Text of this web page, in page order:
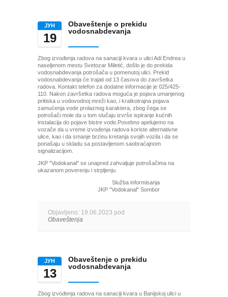
ЈУН
19
Obaveštenje o prekidu
vodosnabdevanja
Zbog izvođenja radova na sanaciji kvara u ulici Adi Endrea u
naseljenom mestu Svetozar Miletić, došlo je do prekida
vodosnabdevanja potrošača u pomenutoj ulici. Prekid
vodosnabdevanja će trajati od 13 časova do završetka
radova. Kontakt telefon za dodatne informacije je 025/425-
110. Nakon završetka radova moguća je pojava umanjenog
pritiska u vodovodnoj mreži kao, i kratkotrajna pojava
zamućenja vode prolaznog karaktera, zbog čega se
potrošači mole da u tom slučaju izvrše ispiranje kućnih
instalacija do pojave bistre vode.Posebno apelujemo na
vozače da u vreme izvođenja radova koriste alternativne
ulice, kao i da smanje brzinu kretanja svojih vozila i da se
ponašaju u skladu sa postavljenom saobraćajnom
signalizacijom.
JKP "Vodokanal" se unapred zahvaljuje potrošačima na
ukazanom poverenju i strpljenju.
Služba informisanja
JKP "Vodokanal" Sombor
Objavljeno: 19.06.2023 pod
Obaveštenja
ЈУН
13
Obaveštenje o prekidu
vodosnabdevanja
Zbog izvođenja radova na sanaciji kvara u Banijskoj ulici u